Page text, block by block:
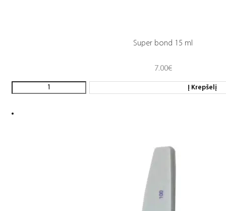
Super bond 15 ml
7.00€
Į Krepšelį